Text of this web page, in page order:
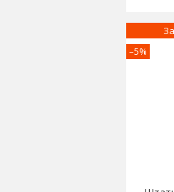
–5%